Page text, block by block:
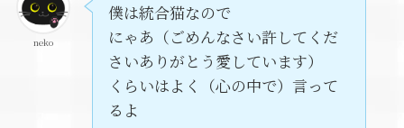
neko
僕は統合猫なので
にゃあ（ごめんなさい許してくだ
さいありがとう愛しています）
くらいはよく（心の中で）言って
るよ